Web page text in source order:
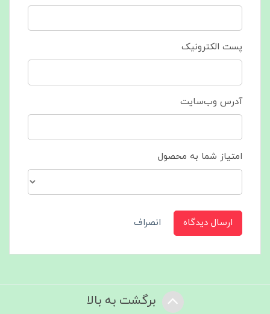
پست الکترونیک
آدرس وب‌سایت
امتیاز شما به محصول
ارسال دیدگاه انصراف
برگشت به بالا